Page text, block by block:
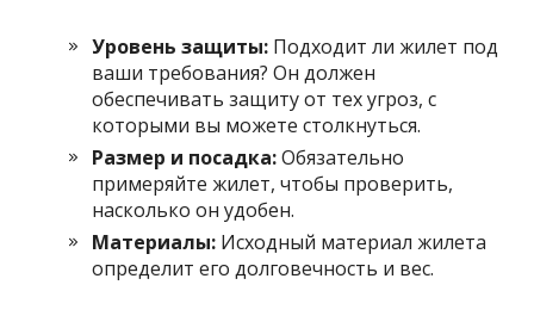
Уровень защиты: Подходит ли жилет под
ваши требования? Он должен
обеспечивать защиту от тех угроз, с
которыми вы можете столкнуться.
Размер и посадка:Обязательно
примеряйте жилет, чтобы проверить,
насколько он удобен.
Материалы: Исходный материал жилета
определит его долговечность и вес.